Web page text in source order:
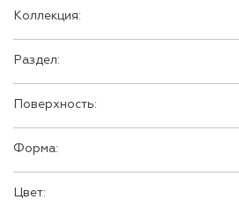
Коллекция:
Раздел:
Поверхность:
Форма:
Цвет: